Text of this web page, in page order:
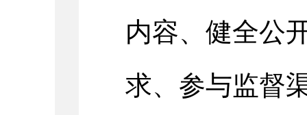
内容、健全公
求、参与监督